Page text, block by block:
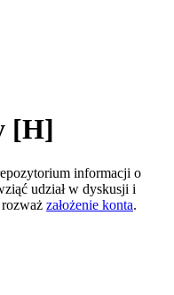
[H]
informacji o
udział w dyskusji i
założenie konta.